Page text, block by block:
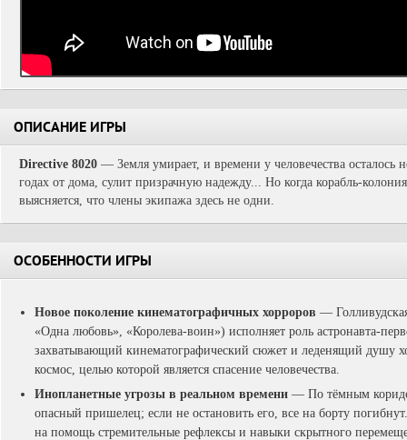
ОПИСАНИЕ ИГРЫ
Directive 8020 — Земля умирает, и времени у человечества осталось
годах от дома, сулит призрачную надежду... Но когда корабль-
выясняется, что члены экипажа здесь не одни.
ОСОБЕННОСТИ ИГРЫ
Новое поколение кинематографичных хорроров —
«Одна любовь», «Королева-воин») исполняет роль астронавта-
захватывающий кинематографический сюжет и леденящий душу
космос, целью которой является спасение человечества.
Инопланетные угрозы в реальном времени — По тёмным
опасный пришелец; если не остановить его, все на борту
на помощь стремительные рефлексы и навыки скрытного